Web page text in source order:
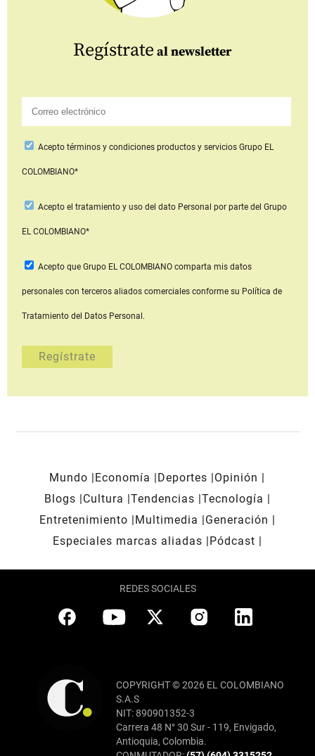
Regístrate al newsletter
Aceptotérminos y condiciones productos y serviciosGrupo EL
COLOMBIANO*
Acepto el tratamiento y uso del dato Personal por parte del Grupo
EL COLOMBIANO*
Acepto que Grupo EL COLOMBIANOcomparta mis datos
personales con terceros aliados comerciales conforme su Política de
Tratamiento del Datos Personal.
Mundo Economía Deportes
Opinión
Blogs
Cultura Tendencias Tecnología
Entretenimiento
Multimedia
Generación
Especiales marcas aliadas
Pódcast
REDES SOCIALES
COPYRIGHT © 2026 EL COLOMBIANO
S.A.S
NIT: 890901352-3
Carrera 48 N° 30 Sur - 119, Envigado,
Antioquia, Colombia.